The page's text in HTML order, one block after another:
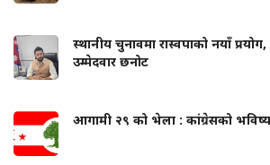
स्थानीय चुनावमा रास्वपाको नयाँ
उम्मेदवार छनोट
आगामी २९ को भेला : कांग्रेसको